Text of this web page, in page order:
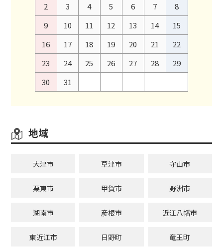
2
3 4 5 6 7
8
9
10 11 12 13 14
15
16
17 18 19 20 21
22
23
24 25 26 27 28
29
30
31
地域
大津市 草津市 守山市
栗東市 甲賀市 野洲市
湖南市 彦根市 近江八幡市
東近江市 日野町 竜王町